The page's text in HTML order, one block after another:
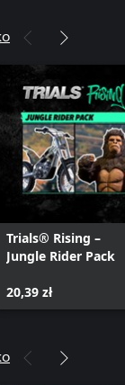
Trials® Rising –
Jungle Rider Pack
20,39 zł